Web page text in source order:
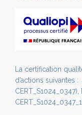
La certification
d’actions suivantes